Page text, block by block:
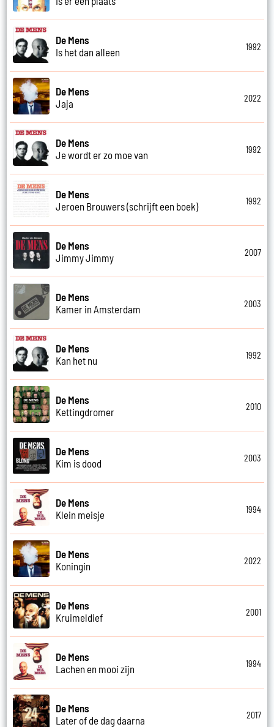
De Mens
Is het dan alleen
1992
De Mens
Jaja
2022
De Mens
Je wordt er zo moe van
1992
De Mens
Jeroen Brouwers (schrijft een boek)
1992
De Mens
Jimmy Jimmy
2007
De Mens
Kamer in Amsterdam
2003
De Mens
Kan het nu
1992
De Mens
Kettingdromer
2010
De Mens
Kim is dood
2003
De Mens
Klein meisje
1994
De Mens
Koningin
2022
De Mens
Kruimeldief
2001
De Mens
Lachen en mooi zijn
1994
De Mens
Later of de dag daarna
2017